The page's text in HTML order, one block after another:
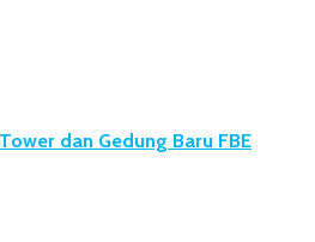
dan Gedung Baru FBE